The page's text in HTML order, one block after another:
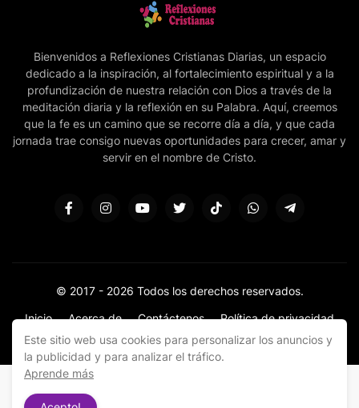
Bienvenidos a Reflexiones Cristianas Diarias, un espacio
dedicado a la inspiración, al fortalecimiento espiritual y a la
profundización de nuestra relación con Dios a través de la
meditación diaria y la reflexión en su Palabra. Aquí, creemos
que la fe es un camino que se recorre día a día, y que cada
jornada trae consigo nuevas oportunidades para crecer, amar y
servir en el nombre de Cristo.
© 2017 - 2026 Todos los derechos reservados.
Inicio
Acerca de Contáctenos
Política de privacidad
Donar
Sitemap
Este sitio web usa cookies para personalizar los anuncios y
la publicidad y para analizar el tráfico.
Aprende más